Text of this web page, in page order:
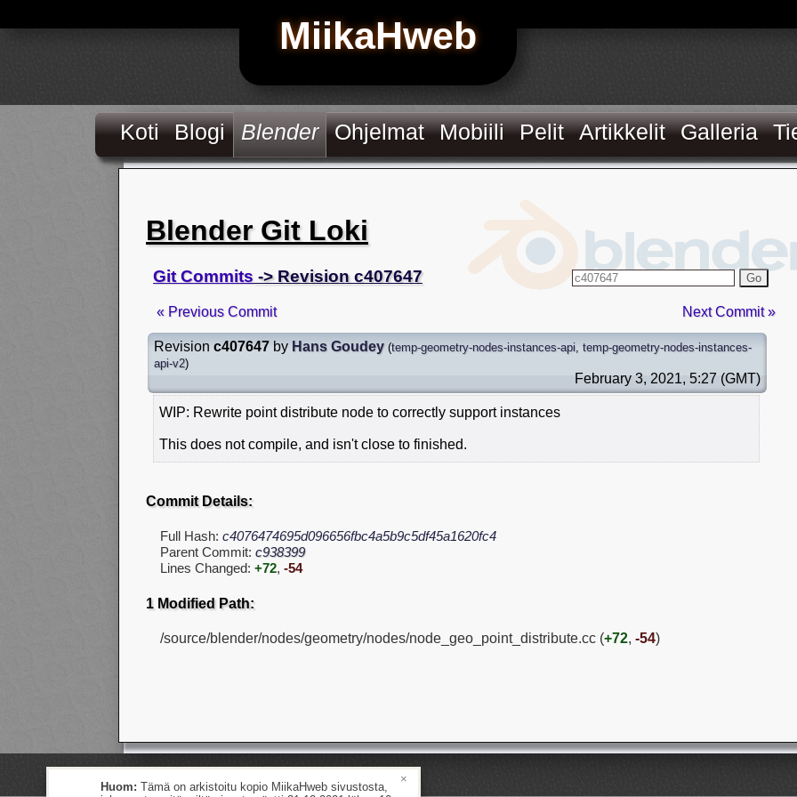
MiikaHweb
Koti Blogi Blender Ohjelmat Mobiili Pelit Artikkelit Galleria
Blender Git Loki
Git Commits -> Revision c407647 Go
« Previous Commit Next Commit »
Revision c407647 by Hans Goudey (temp-geometry-nodes-instances-api temp-geometry-nodes-instances-
api-v2)
February 3, 2021, 5:27 (GMT)
WIP: Rewrite point distribute node to correctly support instances
This does not compile, and isn't close to finished.
Commit Details:
Full Hash: c4076474695d096656fbc4a5b9c5df45a1620fc4
Parent Commit: c938399
Lines Changed: +72, -54
1 Modified Path:
/source/blender/nodes/geometry/nodes/node_geo_point_distribute.cc (+72, -54)
Huom: Tämä on arkistoitu kopio MiikaHweb sivustosta,
×